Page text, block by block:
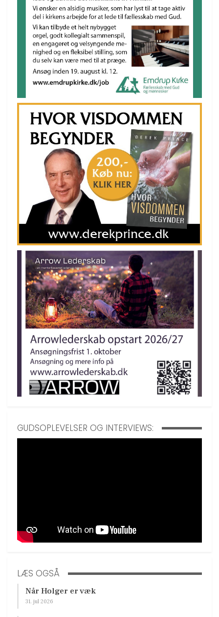
GUDSOPLEVELSER OG INTERVIEWS:
LÆS OGSÅ
Når Holger er væk
31. jul 2026